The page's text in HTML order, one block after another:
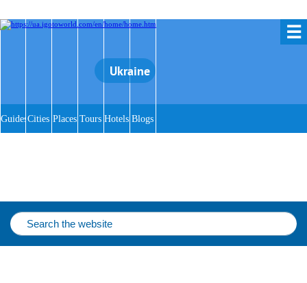
☰
Ukraine
Guides Cities Places Tours Hotels Blogs